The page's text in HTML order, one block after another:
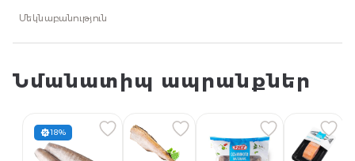
Մեկնաբանություն
Նմանատիպ ապրանքներ
18%